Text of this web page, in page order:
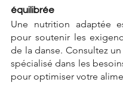
équilibrée
Une nutrition adaptée
pour soutenir les
de la danse. Consultez
spécialisé dans les
pour optimiser votre